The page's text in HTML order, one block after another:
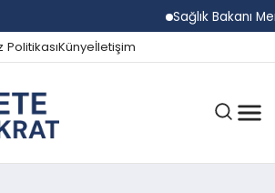
Sağlık Bakanı
PolitikasıKünyeİletişim